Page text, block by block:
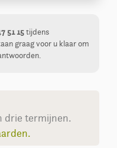
51 15tijdens
graag voor u klaar om
drie termijnen.